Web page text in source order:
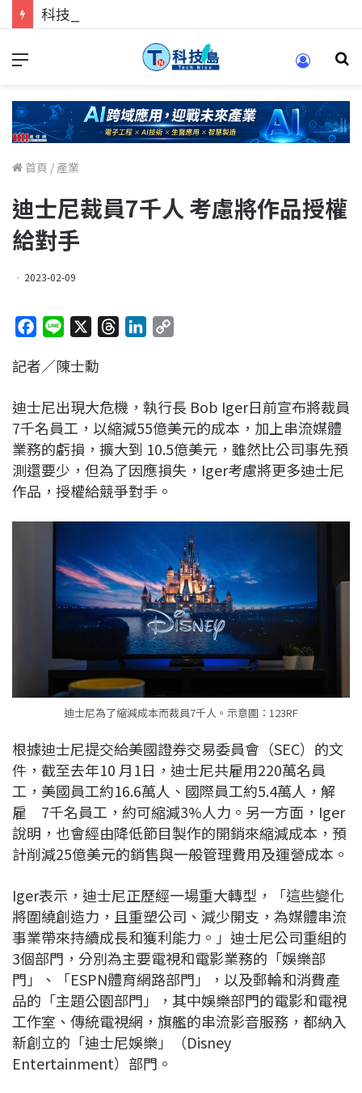
科技人找工作，就到TECH+ 科技專區!
首頁 / 產業
迪士尼裁員7千人 考慮將作品授權
給對手
2023-02-09
c
b
o
o
k
n
a
d
s
e
d
I
n
L
i
n
k
記者／陳士勳
迪士尼出現大危機，執行長 Bob Iger日前宣布將裁員
7千名員工，以縮減55億美元的成本，加上串流媒體
業務的虧損，擴大到 10.5億美元，雖然比公司事先預
測還要少，但為了因應損失，Iger考慮將更多迪士尼
作品，授權給競爭對手。
迪士尼為了縮減成本而裁員7千人。示意圖：123RF
根據迪士尼提交給美國證券交易委員會（SEC）的文
件，截至去年10 月1日，迪士尼共雇用220萬名員
工，美國員工約16.6萬人、國際員工約5.4萬人，解
雇 7千名員工，約可縮減3%人力。另一方面，Iger
說明，也會經由降低節目製作的開銷來縮減成本，預
計削減25億美元的銷售與一般管理費用及運營成本。
Iger表示，迪士尼正歷經一場重大轉型，「這些變化
將圍繞創造力，且重塑公司、減少開支，為媒體串流
事業帶來持續成長和獲利能力。」迪士尼公司重組的
3個部門，分別為主要電視和電影業務的「娛樂部
門」、「ESPN體育網路部門」，以及郵輪和消費產
品的「主題公園部門」，其中娛樂部門的電影和電視
工作室、傳統電視網，旗艦的串流影音服務，都納入
新創立的「迪士尼娛樂」（Disney
Entertainment）部門。